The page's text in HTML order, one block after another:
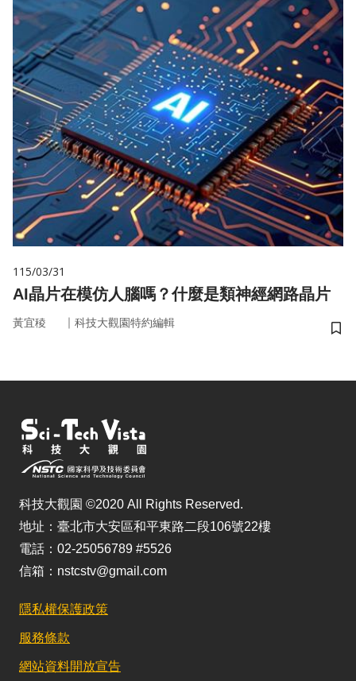
115/03/31
AI晶片在模仿人腦嗎？什麼是類神經網路晶片
黃宜稜 ｜ 科技大觀園特約編輯
儲
科技大觀園 ©2020 All Rights Reserved.
地址：臺北市大安區和平東路二段106號22樓
電話：02-25056789 #5526
信箱：nstcstv@gmail.com
隱私權保護政策
服務條款
網站資料開放宣告